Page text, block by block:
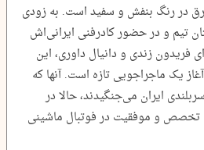
در رنگ بنفش و سفید است. به زودی
تیم و در حضور کادرفنی ایرانی‌اش
فریدون زندی و دانیال داوری، این
یک ماجراجویی تازه است. آنها که
ایران می‌جنگیدند، حالا در
تخصص و موفقیت در فوتبال ماشینی